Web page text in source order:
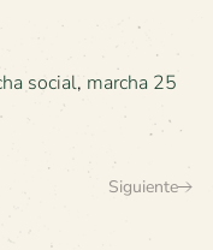
social, marcha 25
Siguiente